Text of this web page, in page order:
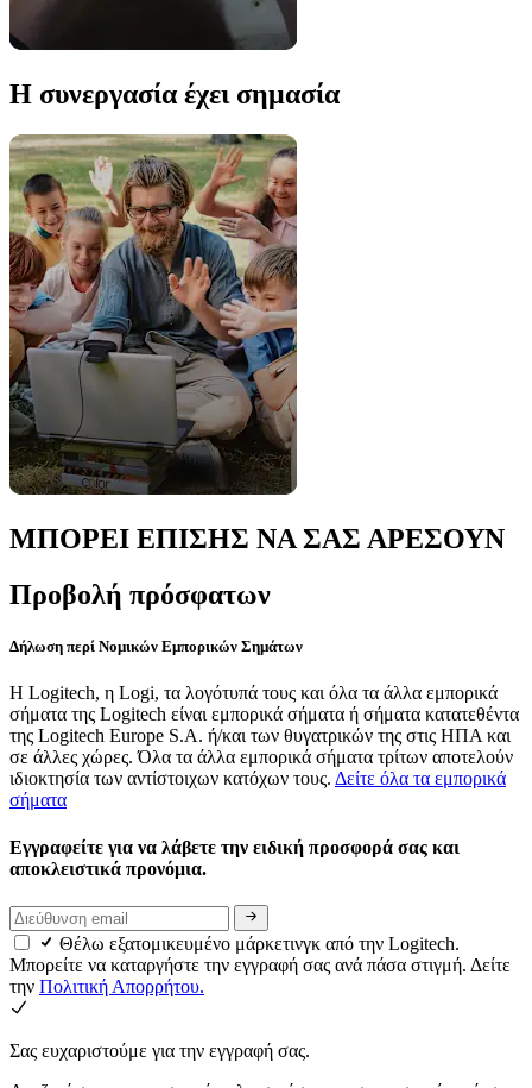
Η συνεργασία έχει σημασία
ΜΠΟΡΕΙ ΕΠΙΣΗΣ ΝΑ ΣΑΣ ΑΡΕΣΟΥΝ
Προβολή πρόσφατων
Δήλωση περί Νομικών Εμπορικών Σημάτων
Η Logitech, η Logi, τα λογότυπά τους και όλα τα άλλα εμπορικά
σήματα της Logitech είναι εμπορικά σήματα ή σήματα κατατεθέντα
της Logitech Europe S.A. ή/και των θυγατρικών της στις ΗΠΑ και
σε άλλες χώρες. Όλα τα άλλα εμπορικά σήματα τρίτων αποτελούν
ιδιοκτησία των αντίστοιχων κατόχων τους. Δείτε όλα τα εμπορικά
σήματα
Εγγραφείτε για να λάβετε την ειδική προσφορά σας και
αποκλειστικά προνόμια.
Θέλω εξατομικευμένο μάρκετινγκ από την Logitech.
Μπορείτε να καταργήστε την εγγραφή σας ανά πάσα στιγμή. Δείτε
την Πολιτική Απορρήτου.
Σας ευχαριστούμε για την εγγραφή σας.